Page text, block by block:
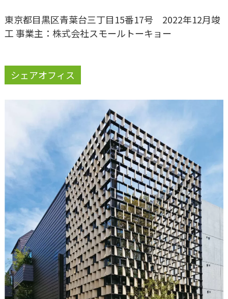
東京都目黒区青葉台三丁目15番17号 2022年12月竣
工 事業主：株式会社スモールトーキョー
シェアオフィス